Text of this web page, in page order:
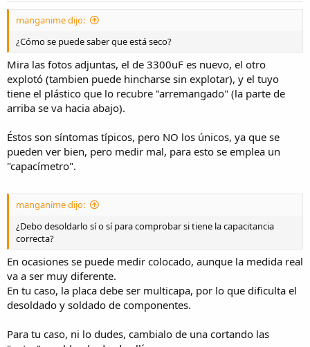
manganime dijo:
¿Cómo se puede saber que está seco?
Mira las fotos adjuntas, el de 3300uF es nuevo, el otro
explotó (tambien puede hincharse sin explotar), y el tuyo
tiene el plástico que lo recubre "arremangado" (la parte de
arriba se va hacia abajo).
Éstos son síntomas típicos, pero NO los únicos, ya que se
pueden ver bien, pero medir mal, para esto se emplea un
"capacímetro".
manganime dijo:
¿Debo desoldarlo sí o sí para comprobar si tiene la capacitancia
correcta?
En ocasiones se puede medir colocado, aunque la medida real
va a ser muy diferente.
En tu caso, la placa debe ser multicapa, por lo que dificulta el
desoldado y soldado de componentes.
Para tu caso, ni lo dudes, cambialo de una cortando las